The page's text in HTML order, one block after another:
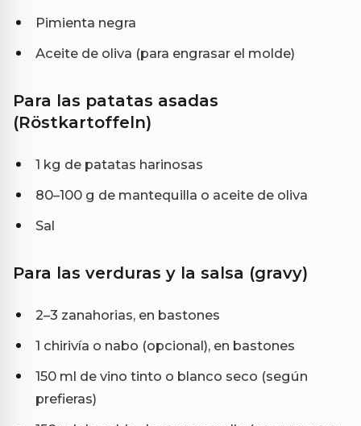
Pimienta negra
Aceite de oliva (para engrasar el molde)
Para las patatas asadas
(Röstkartoffeln)
1 kg de patatas harinosas
80–100 g de mantequilla o aceite de oliva
Sal
Para las verduras y la salsa (gravy)
2–3 zanahorias, en bastones
1 chirivía o nabo (opcional), en bastones
150 ml de vino tinto o blanco seco (según
prefieras)